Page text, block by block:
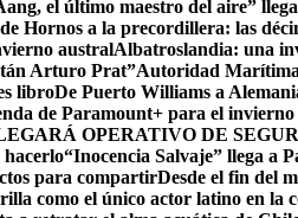
el último maestro del aire”
Hornos a la precordillera: las
australAlbatroslandia: una
Arturo Prat”Autoridad Marítima
libroDe Puerto Williams a
de Paramount+ para el
OPERATIVO DE
hacerlo“Inocencia Salvaje” llega a
para compartirDesde el fin del
como el único actor latino en la